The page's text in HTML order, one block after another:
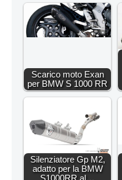
Scarico moto Exan
per BMW S 1000 RR
Silenziatore Gp M2,
adatto per la BMW
S1000RR al…